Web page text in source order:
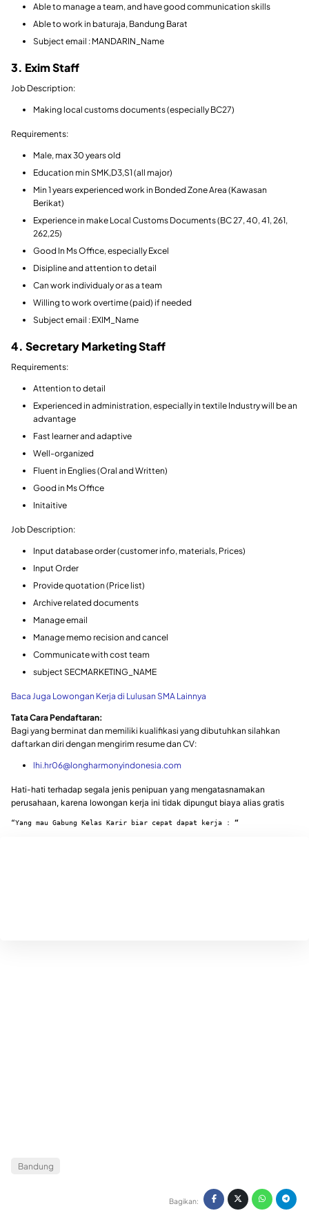
Able to manage a team, and have good communication skills
Able to work in baturaja, Bandung Barat
Subject email : MANDARIN_Name
3. Exim Staff
Job Description:
Making local customs documents (especially BC27)
Requirements:
Male, max 30 years old
Education min SMK,D3,S1 (all major)
Min 1 years experienced work in Bonded Zone Area (Kawasan
Berikat)
Experience in make Local Customs Documents (BC 27, 40, 41, 261,
262,25)
Good In Ms Office, especially Excel
Disipline and attention to detail
Can work individualy or as a team
Willing to work overtime (paid) if needed
Subject email : EXIM_Name
4. Secretary Marketing Staff
Requirements:
Attention to detail
Experienced in administration, especially in textile Industry will be an
advantage
Fast learner and adaptive
Well-organized
Fluent in Englies (Oral and Written)
Good in Ms Office
Initaitive
Job Description:
Input database order (customer info, materials, Prices)
Input Order
Provide quotation (Price list)
Archive related documents
Manage email
Manage memo recision and cancel
Communicate with cost team
subject SECMARKETING_NAME
Baca Juga Lowongan Kerja di Lulusan SMA Lainnya
Tata Cara Pendaftaran:
Bagi yang berminat dan memiliki kualifikasi yang dibutuhkan silahkan
daftarkan diri dengan mengirim resume dan CV:
lhi.hr06@longharmonyindonesia.com
Hati-hati terhadap segala jenis penipuan yang mengatasnamakan
perusahaan, karena lowongan kerja ini tidak dipungut biaya alias gratis
“Yang mau Gabung Kelas Karir biar cepat dapat kerja : “
Bandung
Bagikan: